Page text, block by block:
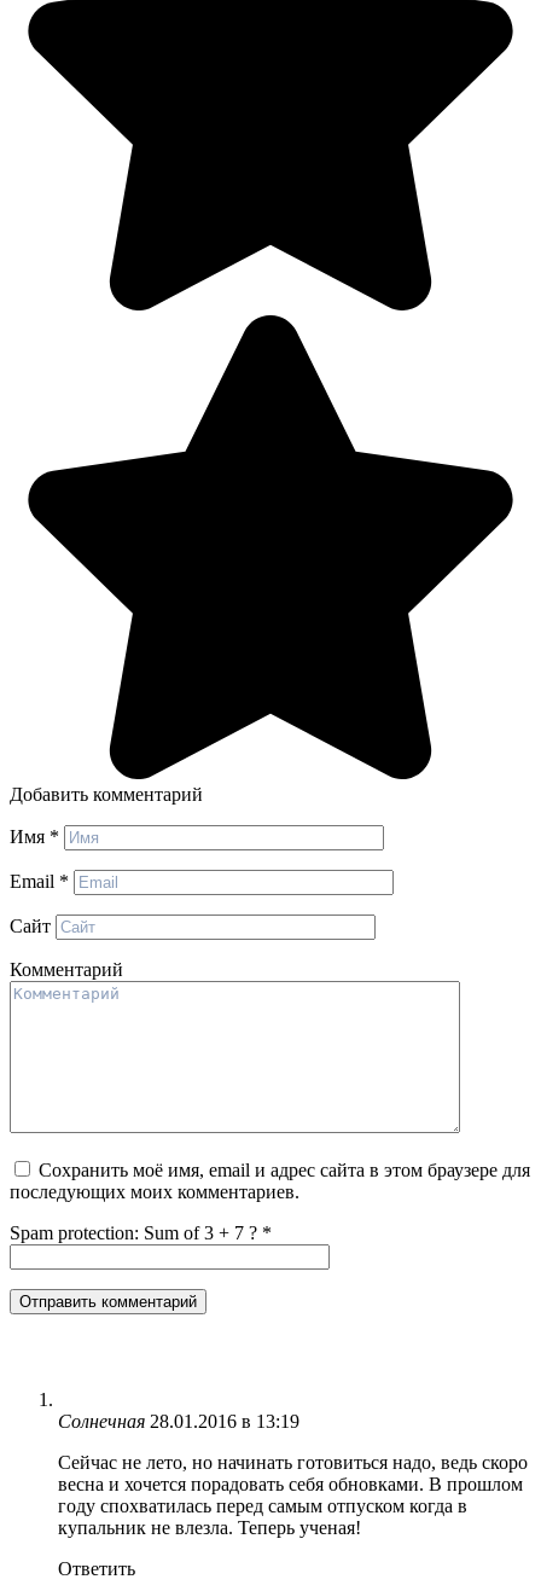
Добавить комментарий
Имя *
Email *
Сайт
Комментарий
Сохранить моё имя, email и адрес сайта в этом браузере для
последующих моих комментариев.
Spam protection: Sum of 3 + 7 ? *
Солнечная 28.01.2016 в 13:19
Сейчас не лето, но начинать готовиться надо, ведь скоро
весна и хочется порадовать себя обновками. В прошлом
году спохватилась перед самым отпуском когда в
купальник не влезла. Теперь ученая!
Ответить